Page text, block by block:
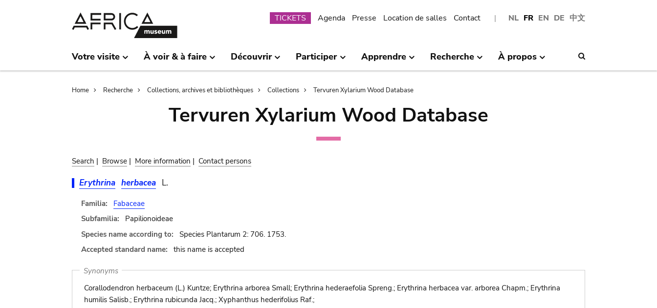
NL FR EN DE 中文
Submenu
TICKETS Agenda Presse Location de salles Contact
Votre visite À voir & à faire Découvrir Participer Apprendre Recherche À propos
Breadcrumb
Home Recherche Collections, archives et bibliothèques Collections Tervuren Xylarium Wood Database
Tervuren Xylarium Wood Database
Search | Browse | More information | Contact persons
Erythrina herbacea L.
Familia:
Fabaceae
Subfamilia:
Papilionoideae
Species name according to:
Species Plantarum 2: 706. 1753.
Accepted standard name:
this name is accepted
Synonyms
Corallodendron herbaceum (L.) Kuntze; Erythrina arborea Small; Erythrina hederaefolia Spreng.; Erythrina herbacea var. arborea Chapm.; Erythrina
humilis Salisb.; Erythrina rubicunda Jacq.; Xyphanthus hederifolius Raf.;